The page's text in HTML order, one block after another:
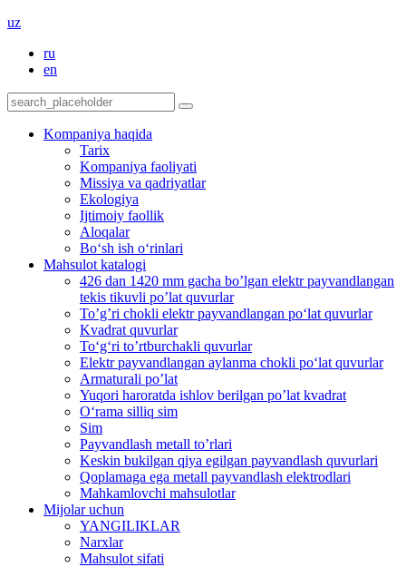
uz
ru
en
Kompaniya haqida
Tarix
Kompaniya faoliyati
Missiya va qadriyatlar
Ekologiya
Ijtimoiy faollik
Aloqalar
Bo‘sh ish o‘rinlari
Mahsulot katalogi
426 dan 1420 mm gacha bo’lgan elektr payvandlangan
tekis tikuvli po’lat quvurlar
To’g’ri chokli elektr payvandlangan po‘lat quvurlar
Kvadrat quvurlar
To‘g‘ri to’rtburchakli quvurlar
Elektr payvandlangan aylanma chokli po‘lat quvurlar
Armaturali po’lat
Yuqori haroratda ishlov berilgan po’lat kvadrat
O‘rama silliq sim
Sim
Payvandlash metall to’rlari
Keskin bukilgan qiya egilgan payvandlash quvurlari
Qoplamaga ega metall payvandlash elektrodlari
Mahkamlovchi mahsulotlar
Mijolar uchun
YANGILIKLAR
Narxlar
Mahsulot sifati